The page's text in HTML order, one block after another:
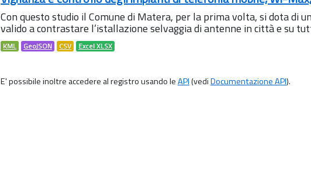
Con questo studio il Comune di Matera, per la prima volta, si dota di
valido a contrastare l’istallazione selvaggia di antenne in città e su
KML GeoJSON CSV Excel XLSX
E' possibile inoltre accedere al registro usando leAPI(vediDocumentazione API).